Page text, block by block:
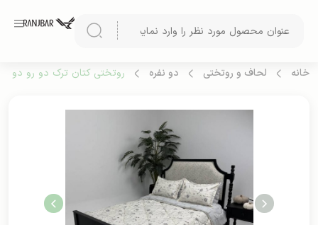
خانه لحاف و روتختی دو نفره روتختی کتان ترک دو رو دو